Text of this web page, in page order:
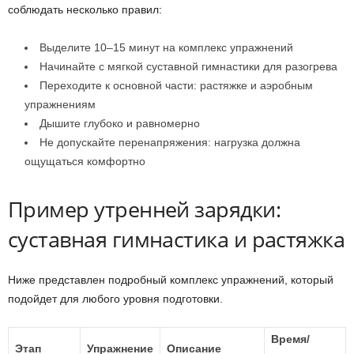
соблюдать несколько правил:
Выделите 10–15 минут на комплекс упражнений
Начинайте с мягкой суставной гимнастики для разогрева
Переходите к основной части: растяжке и аэробным
упражнениям
Дышите глубоко и равномерно
Не допускайте перенапряжения: нагрузка должна
ощущаться комфортно
Пример утренней зарядки:
суставная гимнастика и растяжка
Ниже представлен подробный комплекс упражнений, который
подойдет для любого уровня подготовки.
Этап Упражнение Описание
Время/